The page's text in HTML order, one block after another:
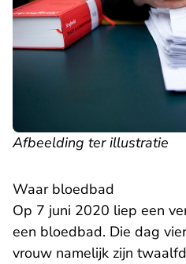
Afbeelding ter illustratie
Waar bloedbad
Op 7 juni 2020 liep een
een bloedbad. Die dag
vrouw namelijk zijn